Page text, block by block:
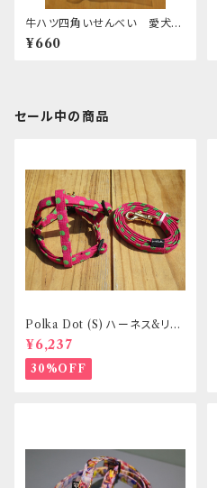
牛ハツ四角いせんべい 愛犬の
健康おやつ
¥660
セール中の商品
Polka Dot (S) ハーネス&リー
ドセット _ フントヒュッテオリジ
ナル
¥6,237
30%OFF